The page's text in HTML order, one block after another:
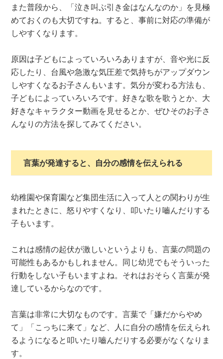
また普段から、「泣き叫ぶ引き金はなんなのか」を見極
めておくのも大切ですね。すると、事前に対応の準備が
しやすくなります。
原因は子どもによっていろいろありますが、音や光に反
応したり、台風や急激な気圧差で気持ちがアップダウン
しやすくなるお子さんもいます。気分が変わる方法も、
子どもによっていろいろです。好きな歌を歌うとか、大
好きなキャラクター動画を見せるとか、ぜひそのお子さ
んなりの方法を探してみてください。
言葉が発達すると、自分の感情を伝えられる
幼稚園や保育園など集団生活に入って人との関わりが生
まれたときに、怒りやすくなり、叩いたり嚙んだりする
子もいます。
これは感情の起伏が激しいというよりも、言葉の問題の
可能性もあるかもしれません。同じ幼児でもそういった
行動をしない子もいますよね。それはおそらく言葉が発
達しているからなのです。
言葉は非常に大切なものです。言葉で「嫌だからやめ
て」「こっちに来て」など、人に自分の感情を伝えられ
るようになると叩いたり嚙んだりする必要がなくなりま
す。